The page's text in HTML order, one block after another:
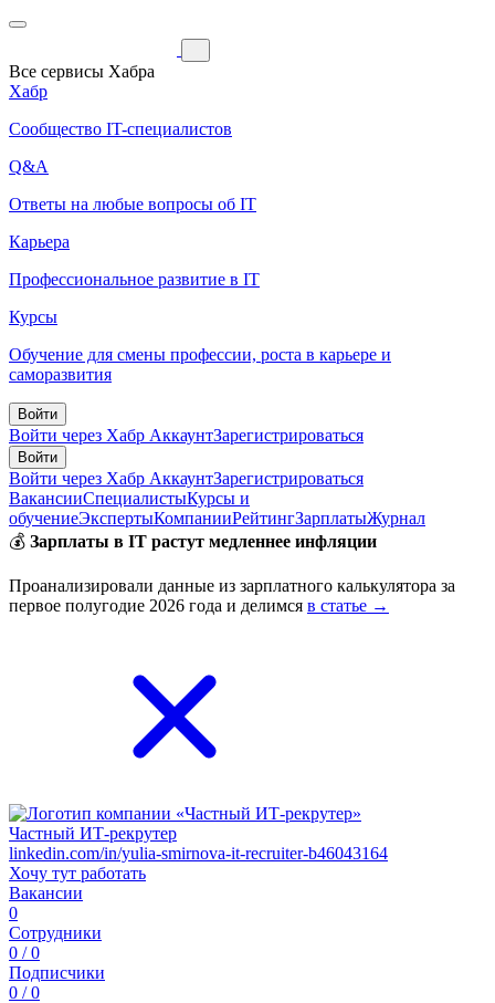
Все сервисы Хабра
Хабр
Сообщество IT-специалистов
Q&A
Ответы на любые вопросы об IT
Карьера
Профессиональное развитие в IT
Курсы
Обучение для смены профессии, роста в карьере и
саморазвития
Войти
Войти через Хабр АккаунтЗарегистрироваться
Войти
Войти через Хабр АккаунтЗарегистрироваться
ВакансииСпециалистыКурсы и
обучениеЭкспертыКомпанииРейтингЗарплатыЖурнал
💰 Зарплаты в IT растут медленнее инфляции
Проанализировали данные из зарплатного калькулятора за
первое полугодие 2026 года и делимся в статье →
Частный ИТ-рекрутер
linkedin.com/in/yulia-smirnova-it-recruiter-b46043164
Хочу тут работать
Вакансии
0
Сотрудники
0 / 0
Подписчики
0 / 0